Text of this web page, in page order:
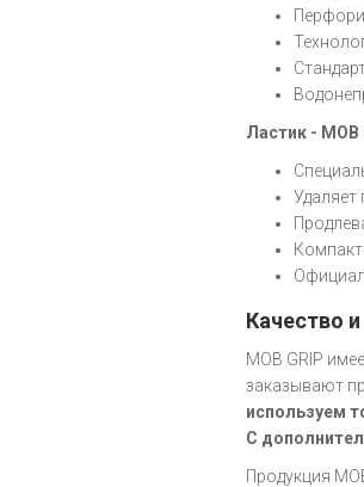
Ластик - MOB
Удаляет
Качество
MOB GRIP
заказывают
используем
С
Продукция